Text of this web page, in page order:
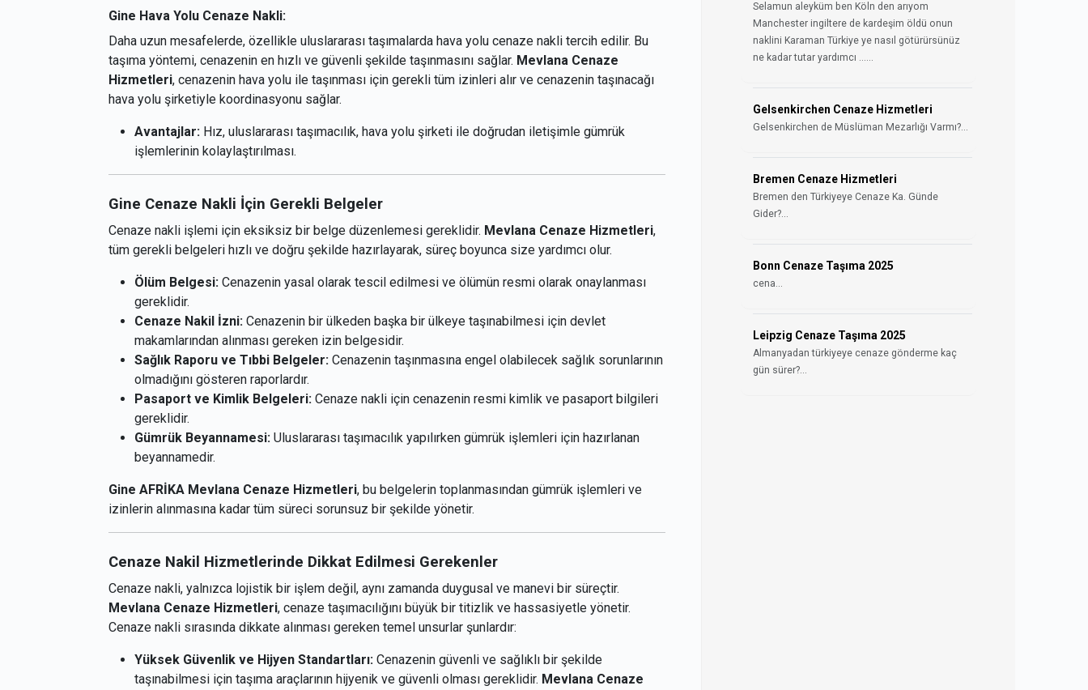
Gine Hava Yolu Cenaze Nakli:
Daha uzun mesafelerde, özellikle uluslararası taşımalarda hava yolu cenaze nakli tercih edilir. Bu
taşıma yöntemi, cenazenin en hızlı ve güvenli şekilde taşınmasını sağlar. Mevlana Cenaze
Hizmetleri, cenazenin hava yolu ile taşınması için gerekli tüm izinleri alır ve cenazenin taşınacağı
hava yolu şirketiyle koordinasyonu sağlar.
Avantajlar: Hız, uluslararası taşımacılık, hava yolu şirketi ile doğrudan iletişimle gümrük
işlemlerinin kolaylaştırılması.
Gine Cenaze Nakli İçin Gerekli Belgeler
Cenaze nakli işlemi için eksiksiz bir belge düzenlemesi gereklidir. Mevlana Cenaze Hizmetleri,
tüm gerekli belgeleri hızlı ve doğru şekilde hazırlayarak, süreç boyunca size yardımcı olur.
Ölüm Belgesi: Cenazenin yasal olarak tescil edilmesi ve ölümün resmi olarak onaylanması
gereklidir.
Cenaze Nakil İzni: Cenazenin bir ülkeden başka bir ülkeye taşınabilmesi için devlet
makamlarından alınması gereken izin belgesidir.
Sağlık Raporu ve Tıbbi Belgeler: Cenazenin taşınmasına engel olabilecek sağlık sorunlarının
olmadığını gösteren raporlardır.
Pasaport ve Kimlik Belgeleri: Cenaze nakli için cenazenin resmi kimlik ve pasaport bilgileri
gereklidir.
Gümrük Beyannamesi: Uluslararası taşımacılık yapılırken gümrük işlemleri için hazırlanan
beyannamedir.
Gine AFRİKA Mevlana Cenaze Hizmetleri, bu belgelerin toplanmasından gümrük işlemleri ve
izinlerin alınmasına kadar tüm süreci sorunsuz bir şekilde yönetir.
Cenaze Nakil Hizmetlerinde Dikkat Edilmesi Gerekenler
Cenaze nakli, yalnızca lojistik bir işlem değil, aynı zamanda duygusal ve manevi bir süreçtir.
Mevlana Cenaze Hizmetleri, cenaze taşımacılığını büyük bir titizlik ve hassasiyetle yönetir.
Cenaze nakli sırasında dikkate alınması gereken temel unsurlar şunlardır:
Yüksek Güvenlik ve Hijyen Standartları: Cenazenin güvenli ve sağlıklı bir şekilde
taşınabilmesi için taşıma araçlarının hijyenik ve güvenli olması gereklidir. Mevlana Cenaze
Selamun aleyküm ben Köln den arıyom
Manchester ingiltere de kardeşim öldü onun
naklini Karaman Türkiye ye nasıl götürürsünüz
ne kadar tutar yardımcı ......
Gelsenkirchen Cenaze Hizmetleri
Gelsenkirchen de Müslüman Mezarlığı Varmı?...
Bremen Cenaze Hizmetleri
Bremen den Türkiyeye Cenaze Ka. Günde
Gider?...
Bonn Cenaze Taşıma 2025
cena...
Leipzig Cenaze Taşıma 2025
Almanyadan türkiyeye cenaze gönderme kaç
gün sürer?...